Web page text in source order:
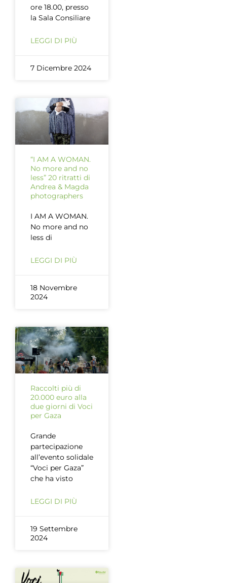
ore 18.00, presso
la Sala Consiliare
LEGGI DI PIÙ
7 Dicembre 2024
“I AM A WOMAN.
No more and no
less” 20 ritratti di
Andrea & Magda
photographers
I AM A WOMAN.
No more and no
less di
LEGGI DI PIÙ
18 Novembre
2024
Raccolti più di
20.000 euro alla
due giorni di Voci
per Gaza
Grande
partecipazione
all’evento solidale
“Voci per Gaza”
che ha visto
LEGGI DI PIÙ
19 Settembre
2024